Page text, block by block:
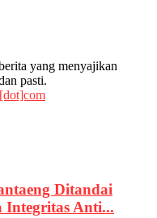
yang menyajikan
pasti.
Ditandai
Integritas Anti...